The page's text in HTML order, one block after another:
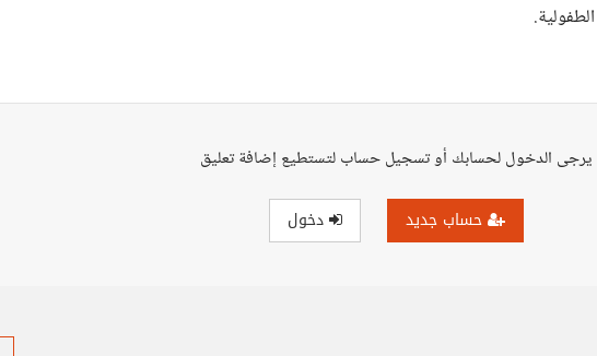
يرجى الدخول لحسابك أو تسجيل حساب لتستطيع إضافة تعليق
حساب جديد دخول